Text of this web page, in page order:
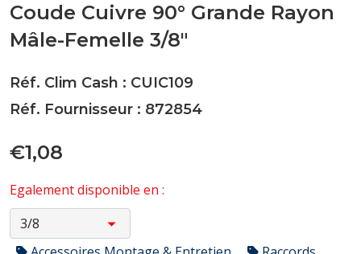
Coude Cuivre 90° Grande Rayon
Mâle-Femelle 3/8"
Réf. Clim Cash : CUIC109
Réf. Fournisseur : 872854
€1,08
Egalement disponible en :